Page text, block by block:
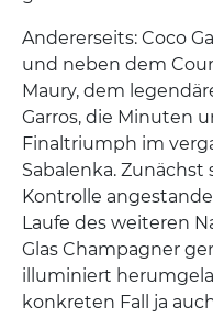
Andererseits: Coco
und neben dem
Maury, dem
Garros, die Minuten
Finaltriumph im
Sabalenka.
Kontrolle
Laufe des weiteren
Glas Champagner
illuminiert
konkreten Fall ja